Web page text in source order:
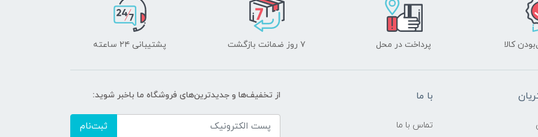
کالا پرداخت در محل ۷ روز ضمانت بازگشت پشتیبانی ۲۴ ساعته
با ما
تماس با ما
از تخفیف‌ها و جدیدترین‌های فروشگاه ما باخبر شوید:
ثبت‌نام